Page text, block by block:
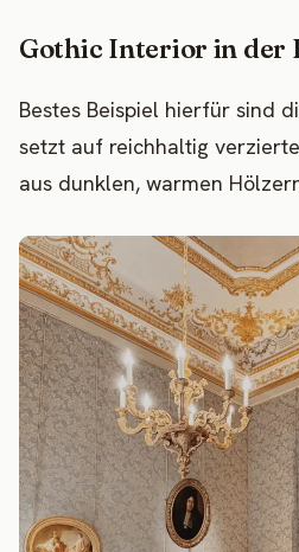
Gothic Interior in der
Bestes Beispiel hierfür sind
setzt auf reichhaltig
aus dunklen, warmen